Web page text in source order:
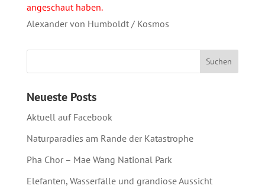
angeschaut haben.
Alexander von Humboldt / Kosmos
Neueste Posts
Aktuell auf Facebook
Naturparadies am Rande der Katastrophe
Pha Chor – Mae Wang National Park
Elefanten, Wasserfälle und grandiose Aussicht